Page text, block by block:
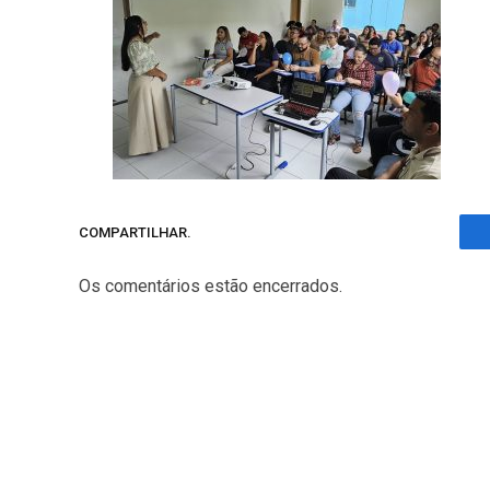
COMPARTILHAR.
Os comentários estão encerrados.